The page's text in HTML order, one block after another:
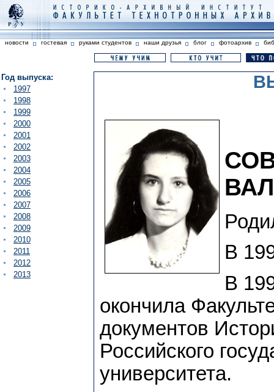
новости гостевая руками студентов наши друзья блог фотоархив
Год выпуска:
1997
1998
1999
2000
2001
2002
2003
2004
2005
2006
2007
2008
2009
2010
2011
2012
2013
В
В
окончила
документов
Российского
университета.